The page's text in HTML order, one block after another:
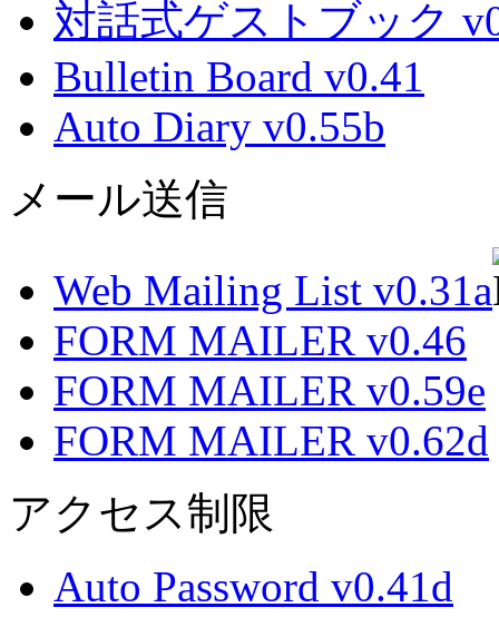
対話式ゲストブック
Bulletin Board v0.41
Auto Diary v0.55b
メール送信
Web Mailing List v0.31a
FORM MAILER v0.46
FORM MAILER v0.59e
FORM MAILER v0.62d
アクセス制限
Auto Password v0.41d